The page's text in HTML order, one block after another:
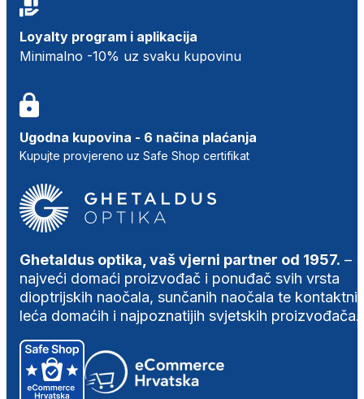
Loyalty program i aplikacija
Minimalno -10% uz svaku kupovinu
Ugodna kupovina - 6 načina plaćanja
Kupujte provjereno uz Safe Shop certifikat
Ghetaldus optika, vaš vjerni partner od 1957. –
najveći domaći proizvođač i ponuđač svih vrsta
dioptrijskih naočala, sunčanih naočala te
leća domaćih i najpoznatijih svjetskih proizvođača.